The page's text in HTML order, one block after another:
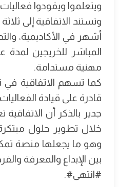
ويتعلموا ويقودوا
وتستند الاتفاقية إلى
المباشر للخريجين
مهنية مستدامة.
كما تسهم الاتفاقية في
قادرة على قيادة
خلال تطوير حلول مبتكرة
وهو ما يجعلها منصة
بين الإبداع والمعرفة
#انتهى#.